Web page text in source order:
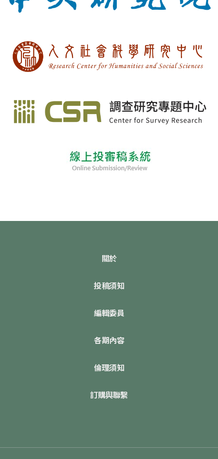
關於
投稿須知
編輯委員
各期內容
倫理須知
訂購與聯繫